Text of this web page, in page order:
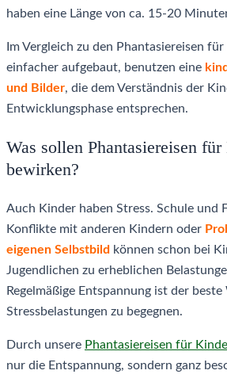
haben eine Länge von ca. 15-20
Im Vergleich zu den Phantasiereisen
einfacher aufgebaut, benutzen eine
und Bilder, die dem Verständnis der
Entwicklungsphase entsprechen.
Was sollen Phantasiereisen
bewirken?
Auch Kinder haben Stress. Schule und
Konflikte mit anderen Kindern oder
eigenen Selbstbild können schon bei
Jugendlichen zu erheblichen
Regelmäßige Entspannung ist der beste
Stressbelastungen zu begegnen.
Durch unsere Phantasiereisen für
nur die Entspannung, sondern ganz